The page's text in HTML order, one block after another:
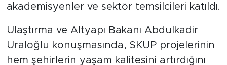
akademisyenler ve sektör temsilcileri katıldı.
Ulaştırma ve Altyapı Bakanı Abdulkadir
Uraloğlu konuşmasında, SKUP projelerinin
hem şehirlerin yaşam kalitesini artırdığını